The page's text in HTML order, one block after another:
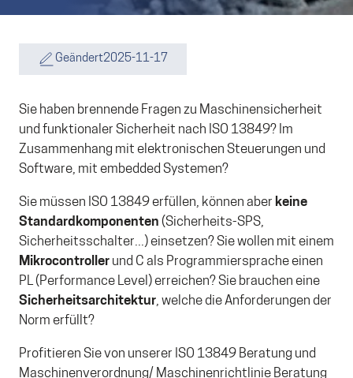
Geändert2025-11-17
Sie haben brennende Fragen zu Maschinensicherheit
und funktionaler Sicherheit nach ISO 13849? Im
Zusammenhang mit elektronischen Steuerungen und
Software, mit embedded Systemen?
Sie müssen ISO 13849 erfüllen, können aber keine
Standardkomponenten (Sicherheits-SPS,
Sicherheitsschalter...) einsetzen? Sie wollen mit einem
Mikrocontroller und C als Programmiersprache einen
PL (Performance Level) erreichen? Sie brauchen eine
Sicherheitsarchitektur, welche die Anforderungen der
Norm erfüllt?
Profitieren Sie von unserer ISO 13849 Beratung und
Maschinenverordnung/ Maschinenrichtlinie Beratung